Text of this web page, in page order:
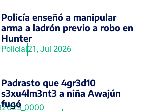
Policía enseñó a manipular
arma a ladrón previo a robo en
Hunter
Policial21, Jul 2026
Padrasto que 4gr3d10
s3xu4lm3nt3 a niña Awajún
fugó